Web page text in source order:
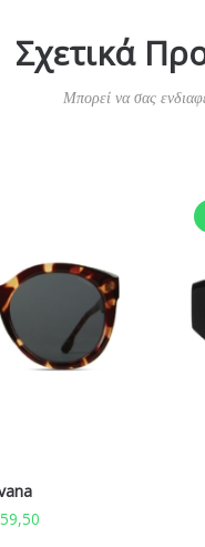
Σχετικά
Μπορεί να σας
59,50